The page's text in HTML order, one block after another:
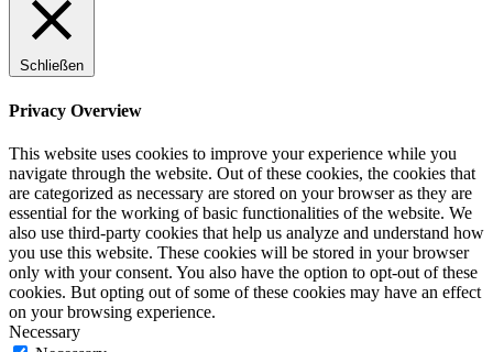
Schließen
Privacy Overview
This website uses cookies to improve your experience while you
navigate through the website. Out of these cookies, the cookies that
are categorized as necessary are stored on your browser as they are
essential for the working of basic functionalities of the website. We
also use third-party cookies that help us analyze and understand how
you use this website. These cookies will be stored in your browser
only with your consent. You also have the option to opt-out of these
cookies. But opting out of some of these cookies may have an effect
on your browsing experience.
Necessary